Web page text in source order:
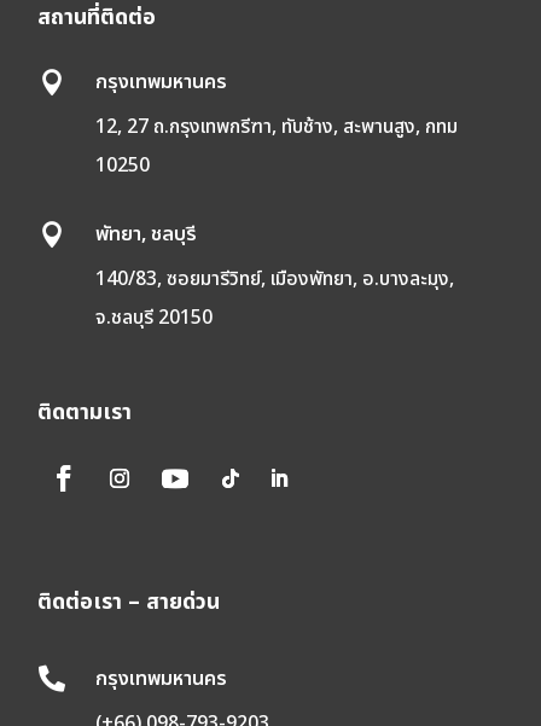
สถานที่ติดต่อ

กรุงเทพมหานคร
12, 27 ถ.กรุงเทพกรีฑา, ทับช้าง, สะพานสูง, กทม
10250

พัทยา, ชลบุรี
140/83, ซอยมารีวิทย์, เมืองพัทยา, อ.บางละมุง,
จ.ชลบุรี 20150
ติดตามเรา
ติดต่อเรา – สายด่วน

กรุงเทพมหานคร